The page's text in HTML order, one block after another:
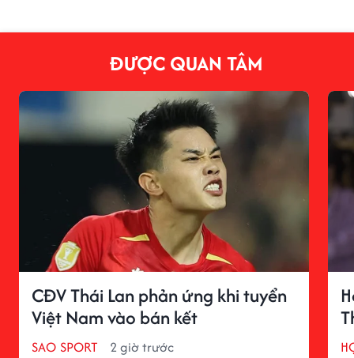
ĐƯỢC QUAN TÂM
CĐV Thái Lan phản ứng khi tuyển
Việt Nam vào bán kết
SAO SPORT 2 giờ trước